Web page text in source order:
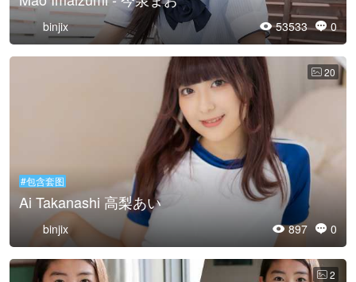
 53533  0
binjix
 20
#包含套图
Ai Takanashi 高梨あい
 897  0
binjix
 2